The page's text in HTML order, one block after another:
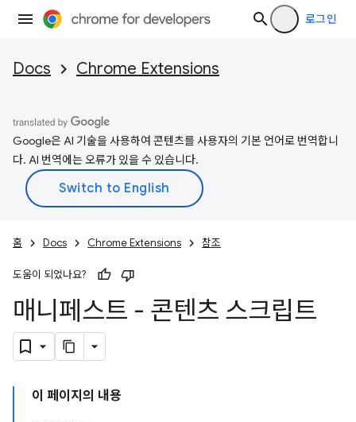
로그인
Docs Chrome Extensions
Google은 AI 기술을 사용하여 콘텐츠를 사용자의 기본 언어로 번역합니
다. AI 번역에는 오류가 있을 수 있습니다.
홈 Docs Chrome Extensions 참조
도움이 되었나요?
매니페스트 - 콘텐츠 스크립트
이 페이지의 내용